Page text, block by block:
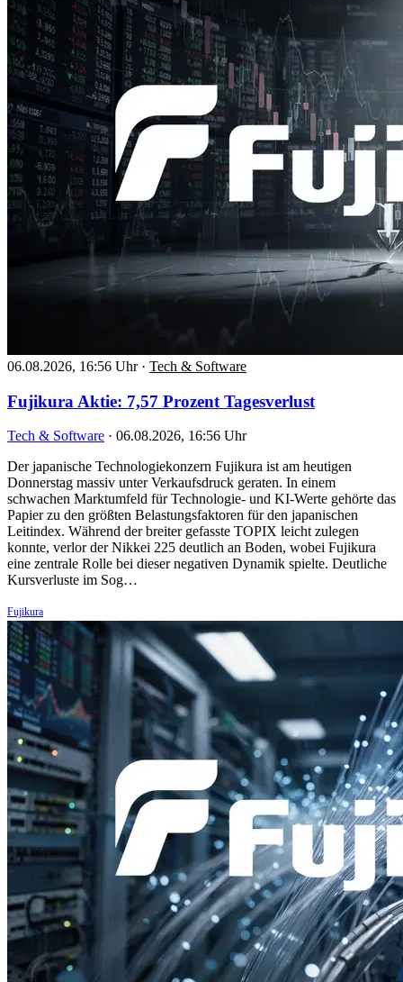
06.08.2026, 16:56 Uhr · Tech & Software
Fujikura Aktie: 7,57 Prozent Tagesverlust
Tech & Software · 06.08.2026, 16:56 Uhr
Der japanische Technologiekonzern Fujikura ist am heutigen
Donnerstag massiv unter Verkaufsdruck geraten. In einem
schwachen Marktumfeld für Technologie- und KI-Werte gehörte das
Papier zu den größten Belastungsfaktoren für den japanischen
Leitindex. Während der breiter gefasste TOPIX leicht zulegen
konnte, verlor der Nikkei 225 deutlich an Boden, wobei Fujikura
eine zentrale Rolle bei dieser negativen Dynamik spielte. Deutliche
Kursverluste im Sog…
Fujikura